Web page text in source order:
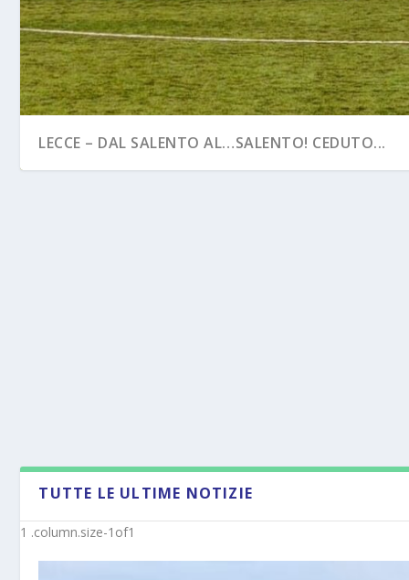
LECCE – DAL SALENTO AL…SALENTO! CEDUTO...
TUTTE LE ULTIME NOTIZIE